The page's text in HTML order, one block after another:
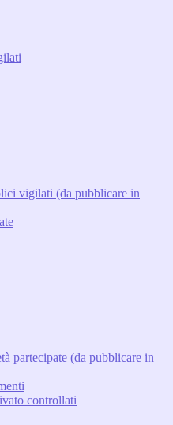
vigilati (da pubblicare in
partecipate (da pubblicare in
controllati